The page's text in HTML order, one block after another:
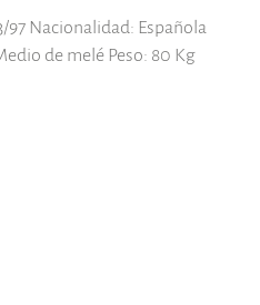
97 Nacionalidad: Española
de melé Peso: 80 Kg